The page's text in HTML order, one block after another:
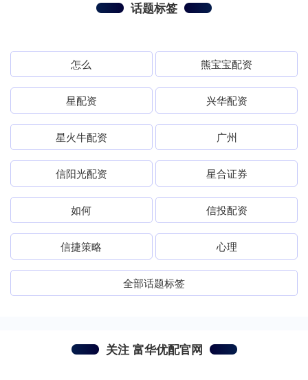
话题标签
怎么 熊宝宝配资
星配资 兴华配资
星火牛配资 广州
信阳光配资 星合证券
如何 信投配资
信捷策略 心理
全部话题标签
关注 富华优配官网